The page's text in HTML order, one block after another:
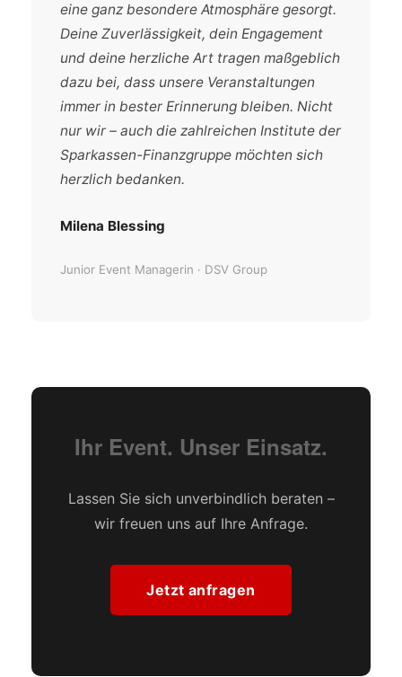
eine ganz besondere Atmosphäre gesorgt.
Deine Zuverlässigkeit, dein Engagement
und deine herzliche Art tragen maßgeblich
dazu bei, dass unsere Veranstaltungen
immer in bester Erinnerung bleiben. Nicht
nur wir – auch die zahlreichen Institute der
Sparkassen-Finanzgruppe möchten sich
herzlich bedanken.
Milena Blessing
Junior Event Managerin · DSV Group
Ihr Event. Unser Einsatz.
Lassen Sie sich unverbindlich beraten –
wir freuen uns auf Ihre Anfrage.
Jetzt anfragen